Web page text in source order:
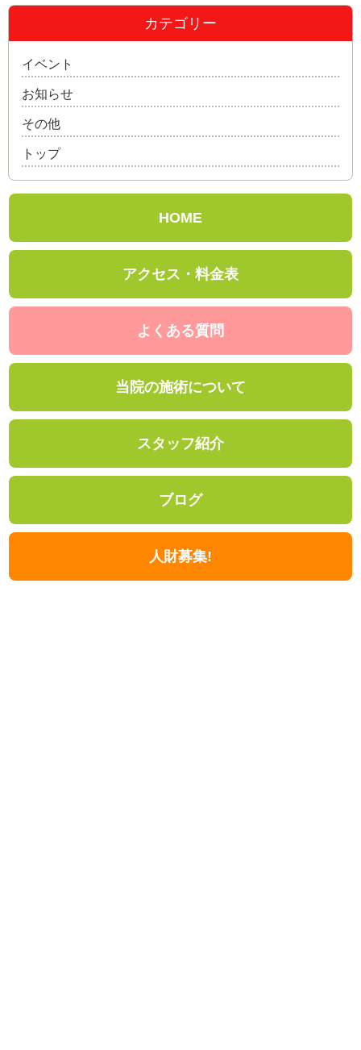
カテゴリー
イベント
お知らせ
その他
トップ
HOME
アクセス・料金表
よくある質問
当院の施術について
スタッフ紹介
ブログ
人財募集!